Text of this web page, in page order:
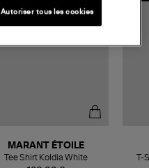
MARANT ÉTOILE
Tee Shirt Koldia White
Autoriser tous les cookies